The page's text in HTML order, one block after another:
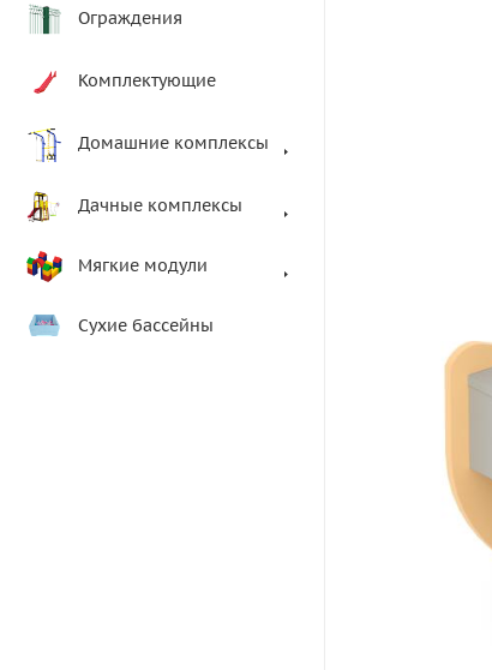
Ограждения
Комплектующие
Домашние комплексы
Дачные комплексы
Мягкие модули
Сухие бассейны